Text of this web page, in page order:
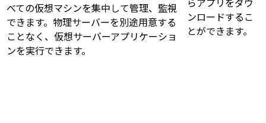
べての仮想マシンを集中して管理、監視
できます。物理サーバーを別途用意する
ことなく、仮想サーバーアプリケーショ
ンを実行できます。
ンロードするこ
とができます。